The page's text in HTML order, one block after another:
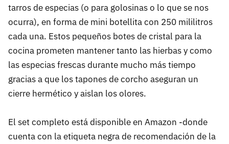
tarros de especias (o para golosinas o lo que se nos
ocurra), en forma de mini botellita con 250 mililitros
cada una. Estos pequeños botes de cristal para la
cocina prometen mantener tanto las hierbas y como
las especias frescas durante mucho más tiempo
gracias a que los tapones de corcho aseguran un
cierre hermético y aislan los olores.
El set completo está disponible en Amazon -donde
cuenta con la etiqueta negra de recomendación de la